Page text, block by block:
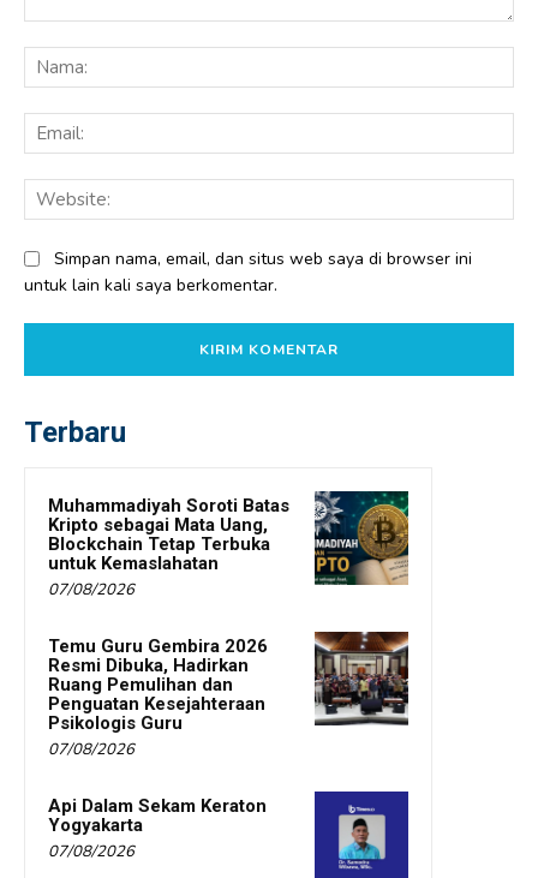
Simpan nama, email, dan situs web saya di browser ini
untuk lain kali saya berkomentar.
Terbaru
Muhammadiyah Soroti Batas
Kripto sebagai Mata Uang,
Blockchain Tetap Terbuka
untuk Kemaslahatan
07/08/2026
Temu Guru Gembira 2026
Resmi Dibuka, Hadirkan
Ruang Pemulihan dan
Penguatan Kesejahteraan
Psikologis Guru
07/08/2026
Api Dalam Sekam Keraton
Yogyakarta
07/08/2026